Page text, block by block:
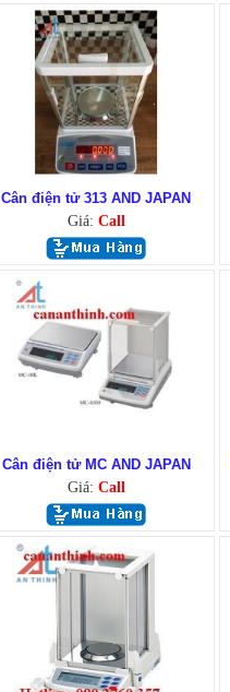
Cân điện tử 313 AND JAPAN
Giá: Call
Cân điện tử MC AND JAPAN
Giá: Call